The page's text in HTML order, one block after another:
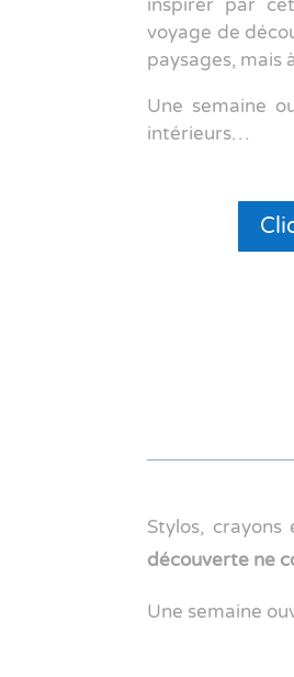
inspirer par
voyage de
paysages, mais
Une semaine
intérieurs…
Stylos,
découverte ne
Une semaine